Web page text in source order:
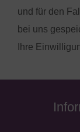
und für den
bei uns
Ihre